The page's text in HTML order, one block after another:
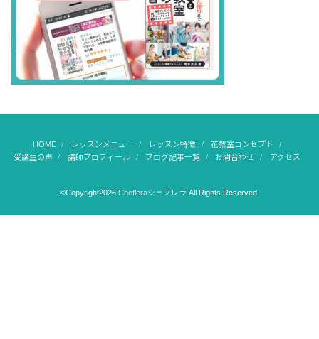
HOME レッスンメニュー レッスン特徴
花教室コンセプト
受講生の声
講師プロフィール ブログ記事一覧 お問合わせ アクセス
©Copyright2026 Chefleraシェフレラ .All Rights Reserved.